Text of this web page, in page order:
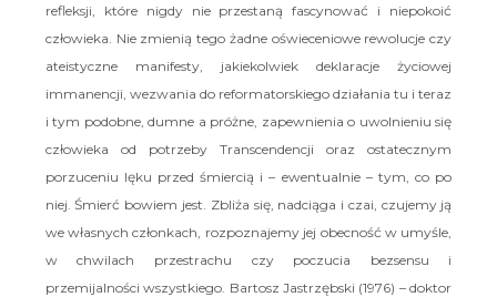
refleksji, które nigdy nie przestaną fascynować i niepokoić
człowieka. Nie zmienią tego żadne oświeceniowe rewolucje czy
ateistyczne manifesty, jakiekolwiek deklaracje życiowej
immanencji, wezwania do reformatorskiego działania tu i teraz
i tym podobne, dumne a próżne, zapewnienia o uwolnieniu się
człowieka od potrzeby Transcendencji oraz ostatecznym
porzuceniu lęku przed śmiercią i – ewentualnie – tym, co po
niej. Śmierć bowiem jest. Zbliża się, nadciąga i czai, czujemy ją
we własnych członkach, rozpoznajemy jej obecność w umyśle,
w chwilach przestrachu czy poczucia bezsensu i
przemijalności wszystkiego. Bartosz Jastrzębski (1976) – doktor